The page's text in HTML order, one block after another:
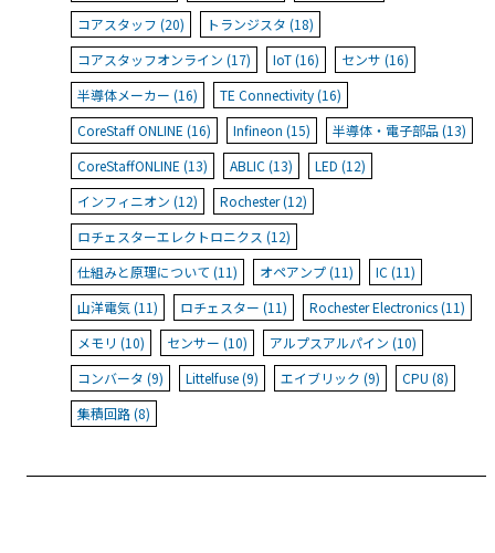
コアスタッフ (20)
トランジスタ (18)
コアスタッフオンライン (17)
IoT (16)
センサ (16)
半導体メーカー (16)
TE Connectivity (16)
CoreStaff ONLINE (16)
Infineon (15)
半導体・電子部品 (13)
CoreStaffONLINE (13)
ABLIC (13)
LED (12)
インフィニオン (12)
Rochester (12)
ロチェスターエレクトロニクス (12)
仕組みと原理について (11)
オペアンプ (11)
IC (11)
山洋電気 (11)
ロチェスター (11)
Rochester Electronics (11)
メモリ (10)
センサー (10)
アルプスアルパイン (10)
コンバータ (9)
Littelfuse (9) エイブリック (9)
CPU (8)
集積回路 (8)